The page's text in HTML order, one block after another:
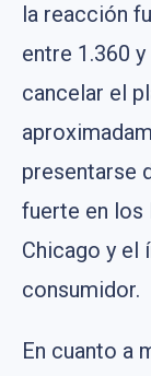
la reacción
entre 1.360
cancelar el
presentarse
fuerte en los
Chicago y el
consumidor.
En cuanto a